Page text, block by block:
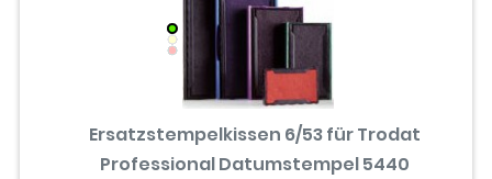
Ersatzstempelkissen 6/53 für Trodat
Professional Datumstempel 5440